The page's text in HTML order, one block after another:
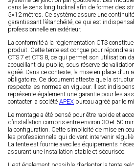
dans le sens longitudinal afin de former des
5×12 mètres. Ce système assure une
garantissant l’étanchéité, ce qui est
professionnelle en extérieur.
La conformité à la réglementation CTS
produit. Cette tente est conçue pour répondre
CTS 7 et CTS 8, ce qui permet son utilisation
accueillant du public, sous réserve de
agréé. Dans ce contexte, la mise en place d’un
obligatoire. Ce document atteste que la
respecte les normes en vigueur. Il est
représente également une garantie pour les
contacter la société APEX bureau agréé par le
Le montage a été pensé pour être rapide et
d’installation compris entre environ 30 et 50
la configuration. Cette simplicité de mise en
les professionnels qui doivent intervenir
La tente est fournie avec les équipements
assurant une installation stable et sécurisée.